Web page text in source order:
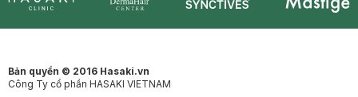
Bản quyền © 2016 Hasaki.vn
Công Ty cổ phần HASAKI VIETNAM